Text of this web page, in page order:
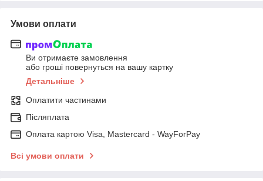
Умови оплати
Ви отримаєте замовлення
або гроші повернуться на вашу картку
Детальніше
Оплатити частинами
Післяплата
Оплата картою Visa, Mastercard - WayForPay
Всі умови оплати